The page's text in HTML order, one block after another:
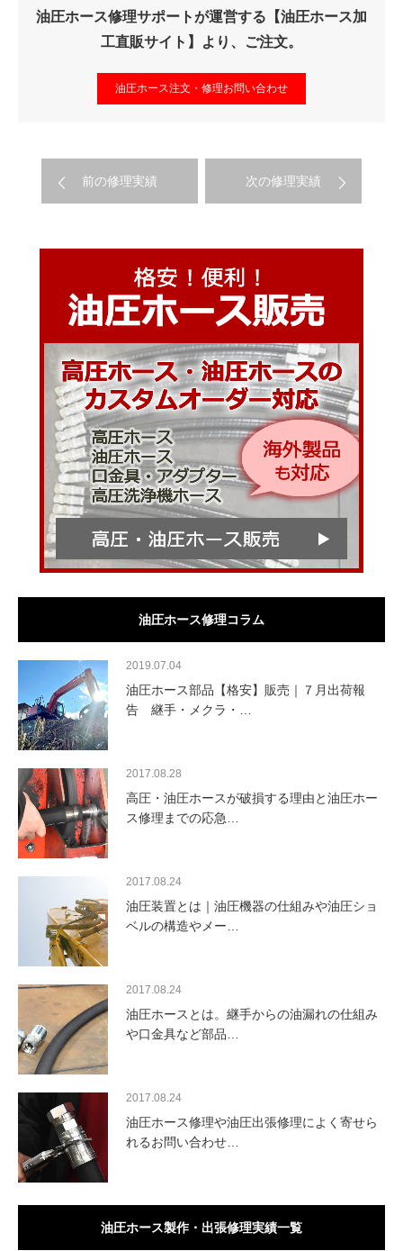
油圧ホース修理サポートが運営する【油圧ホース加
工直販サイト】より、ご注文。
油圧ホース注文・修理お問い合わせ
前の修理実績 次の修理実績
油圧ホース修理コラム
2019.07.04
油圧ホース部品【格安】販売｜７月出荷報
告 継手・メクラ・…
2017.08.28
高圧・油圧ホースが破損する理由と油圧ホー
ス修理までの応急…
2017.08.24
油圧装置とは｜油圧機器の仕組みや油圧ショ
ベルの構造やメー…
2017.08.24
油圧ホースとは。継手からの油漏れの仕組み
や口金具など部品…
2017.08.24
油圧ホース修理や油圧出張修理によく寄せら
れるお問い合わせ…
油圧ホース製作・出張修理実績一覧